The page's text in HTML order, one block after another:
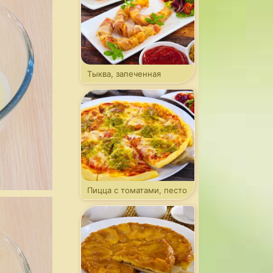
Тыква, запеченная
в беконе
Пицца с томатами, песто
и моцареллой